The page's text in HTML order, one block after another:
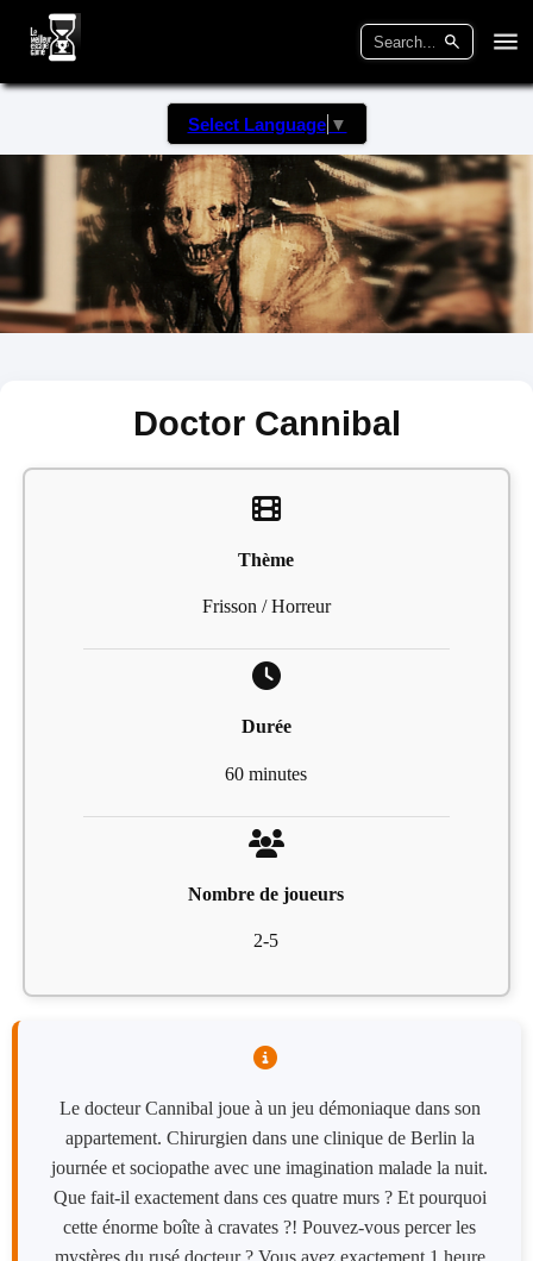
Select Language ▼
Doctor Cannibal
Thème
Frisson / Horreur
Durée
60 minutes
Nombre de joueurs
2-5
Le docteur Cannibal joue à un jeu démoniaque dans son
appartement. Chirurgien dans une clinique de Berlin la
journée et sociopathe avec une imagination malade la nuit.
Que fait-il exactement dans ces quatre murs ? Et pourquoi
cette énorme boîte à cravates ?! Pouvez-vous percer les
mystères du rusé docteur ? Vous avez exactement 1 heure